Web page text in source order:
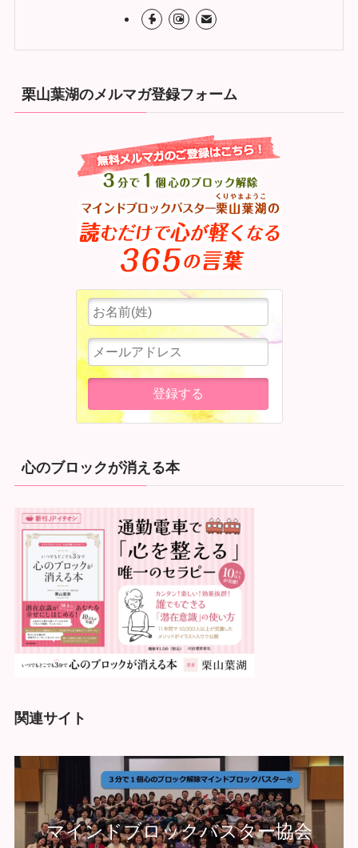
栗山葉湖のメルマガ登録フォーム
心のブロックが消える本
関連サイト
マインドブロックバスター協会